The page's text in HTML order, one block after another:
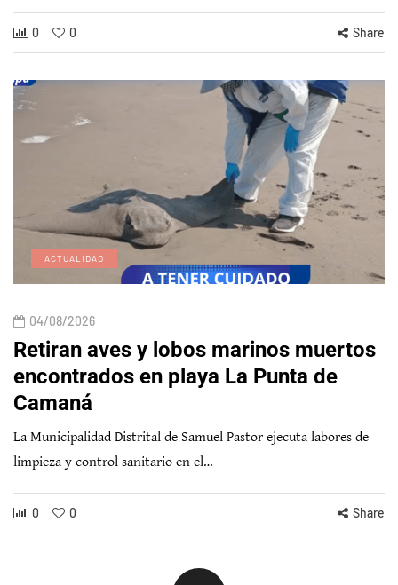
0 0 Share
ACTUALIDAD
04/08/2026
Retiran aves y lobos marinos muertos
encontrados en playa La Punta de
Camaná
La Municipalidad Distrital de Samuel Pastor ejecuta labores de
limpieza y control sanitario en el…
0 0 Share